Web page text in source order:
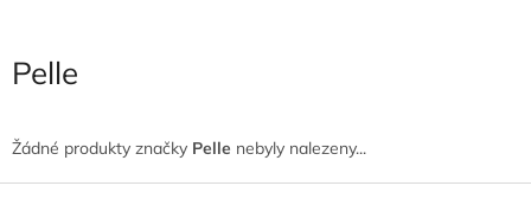
Pelle
Žádné produkty značky Pelle nebyly nalezeny...